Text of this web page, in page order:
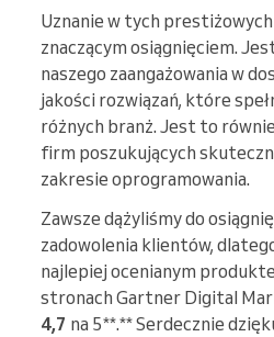
Uznanie w tych
znaczącym osiągnięciem.
naszego zaangażowania w
jakości rozwiązań, które
różnych branż. Jest to
firm poszukujących
zakresie oprogramowania.
Zawsze dążyliśmy do
zadowolenia klientów,
najlepiej ocenianym
stronach Gartner Digital
4,7 na 5**.** Serdecznie